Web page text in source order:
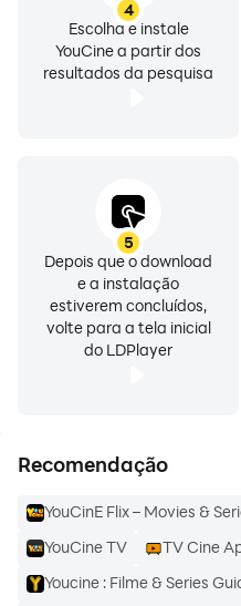
funcionalidades do
recursos adicionais,
de tela. Isso permite que
Usar o YouCine no
experiência
ampliada, controles
aprimorado. Desfrute de
maior, sincronize suas
aproveite os recursos
4
Escolha e instale
YouCine a partir dos
resultados da pesquisa
5
Depois que o download
e a instalação
estiverem concluídos,
volte para a tela inicial
do LDPlayer
Recomendação
YouCinE Flix – Movies &
YouCine TV
TV Cine
Youcine : Filme & Series